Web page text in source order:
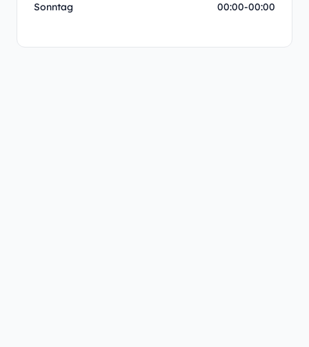
Sonntag
00:00-00:00